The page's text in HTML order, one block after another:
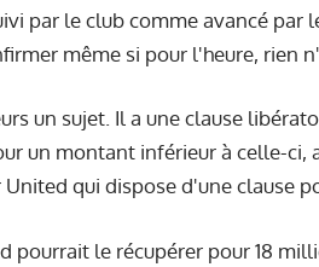
par le club comme avancé par
même si pour l'heure, rien
un sujet. Il a une clause
un montant inférieur à celle-ci,
qui dispose d'une clause
pourrait le récupérer pour 18